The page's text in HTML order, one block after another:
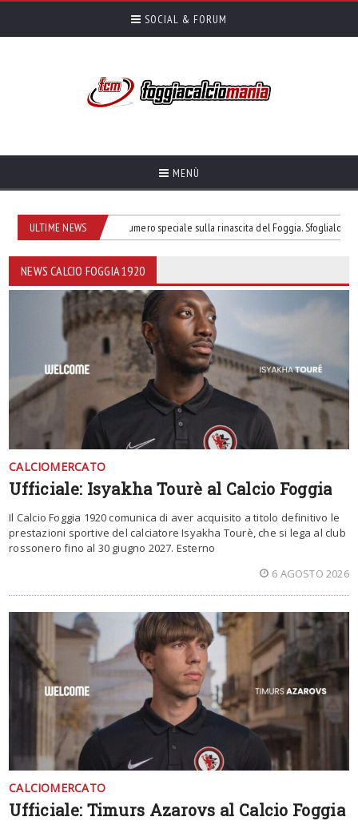
SOCIAL & FORUM
MENÙ
ULTIME NEWS
Torna Lo Zac&dintorni, numero speciale sulla rinascita del Foggia. Sfoglialo
NEWS CALCIO FOGGIA 1920
CALCIOMERCATO
Ufficiale: Isyakha Tourè al Calcio Foggia
Il Calcio Foggia 1920 comunica di aver acquisito a titolo definitivo le
prestazioni sportive del calciatore Isyakha Tourè, che si lega al club
rossonero fino al 30 giugno 2027. Esterno
6 AGOSTO 2026
CALCIOMERCATO
Ufficiale: Timurs Azarovs al Calcio Foggia